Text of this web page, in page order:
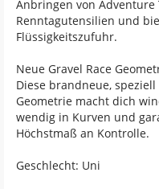
Anbringen von
Renntagutensilien und
Flüssigkeitszufuhr.
Neue Gravel Race
Diese brandneue,
Geometrie macht dich
wendig in Kurven und
Höchstmaß an Kontrolle.
Geschlecht: Uni